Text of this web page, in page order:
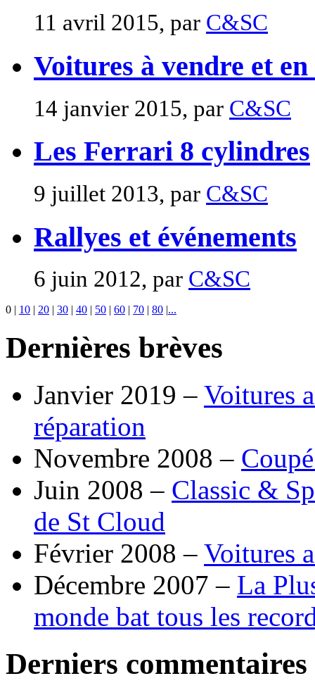
11 avril 2015, par C&SC
Voitures à vendre et
14 janvier 2015, par C&SC
Les Ferrari 8 cylindres
9 juillet 2013, par C&SC
Rallyes et événements
6 juin 2012, par C&SC
0 | 10 | 20 | 30 | 40 | 50 | 60 | 70 | 80 |...
Dernières brèves
Janvier 2019 – Voitures
réparation
Novembre 2008 –
Juin 2008 – Classic &
de St Cloud
Février 2008 – Voitures
Décembre 2007 – La
monde bat tous les
Derniers commentaires